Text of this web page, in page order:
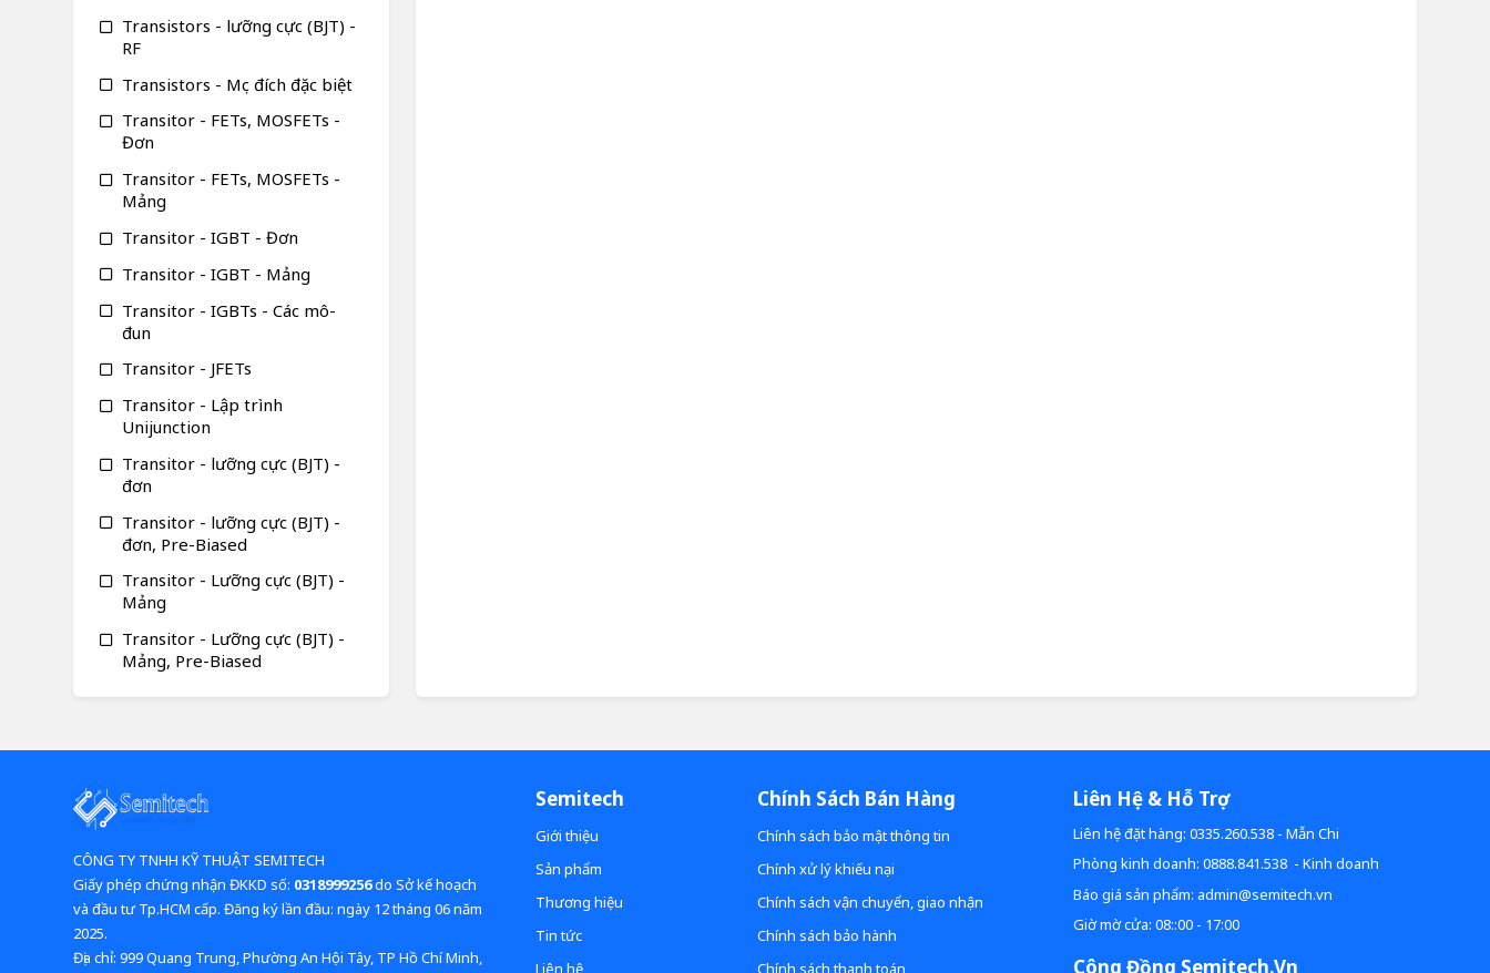
Transistors - lưỡng cực (BJT) -
RF
Transistors - Mục đích đặc biệt
Transitor - FETs, MOSFETs -
Đơn
Transitor - FETs, MOSFETs -
Mảng
Transitor - IGBT - Đơn
Transitor - IGBT - Mảng
Transitor - IGBTs - Các mô-
đun
Transitor - JFETs
Transitor - Lập trình
Unijunction
Transitor - lưỡng cực (BJT) -
đơn
Transitor - lưỡng cực (BJT) -
đơn, Pre-Biased
Transitor - Lưỡng cực (BJT) -
Mảng
Transitor - Lưỡng cực (BJT) -
Mảng, Pre-Biased
CÔNG TY TNHH KỸ THUẬT SEMITECH
Giấy phép chứng nhận ĐKKD số: 0318999256do Sở kế hoạch
và đầu tư Tp.HCM cấp. Đăng ký lần đầu: ngày 12 tháng 06 năm
2025.
​​​​​​​Địa chỉ: 999 Quang Trung, Phường An Hội Tây, TP Hồ Chí Minh,
Semitech
Giới thiệu
Sản phẩm
Thương hiệu
Tin tức
Liên hệ
Chính Sách Bán Hàng
Chính sách bảo mật thông tin
Chính xử lý khiếu nại
Chính sách vận chuyển, giao nhận
Chính sách bảo hành
Chính sách thanh toán
Liên Hệ & Hỗ Trợ
Liên hệ đặt hàng: 0335.260.538 - Mẫn Chi
Phòng kinh doanh: 0888.841.538 - Kinh doanh
Báo giá sản phẩm: admin@semitech.vn
Giờ mờ cửa: 08::00 - 17:00
Công Đồng Semitech.vn